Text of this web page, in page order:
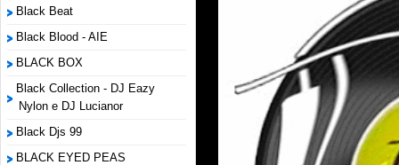
Black Beat
Black Blood - AIE
BLACK BOX
Black Collection - DJ Eazy
Nylon e DJ Lucianor
Black Djs 99
BLACK EYED PEAS